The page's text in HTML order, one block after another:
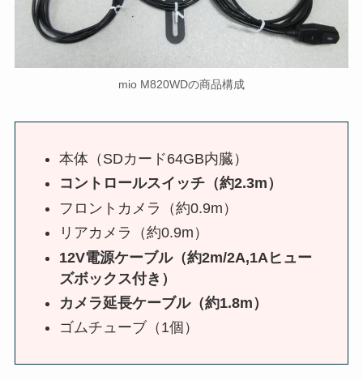
mio M820WDの商品構成
本体（SDカード64GB内臓）
コントロールスイッチ（約2.3m）
フロントカメラ（約0.9m）
リアカメラ（約0.9m）
12V電源ケーブル（約2m/2A,1Aヒュー
ズボックス付き）
カメラ延長ケーブル（約1.8m）
ゴムチューブ（1個）